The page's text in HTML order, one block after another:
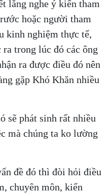
lắng nghe ý kiến tham
hoặc người tham
kinh nghiệm thực tế,
trong lúc đó các ông
ra được điều đó nên
gặp Khó Khăn nhiều
sẽ phát sinh rất nhiều
mà chúng ta ko lường
đề đó thì đòi hỏi điều
chuyên môn, kiến